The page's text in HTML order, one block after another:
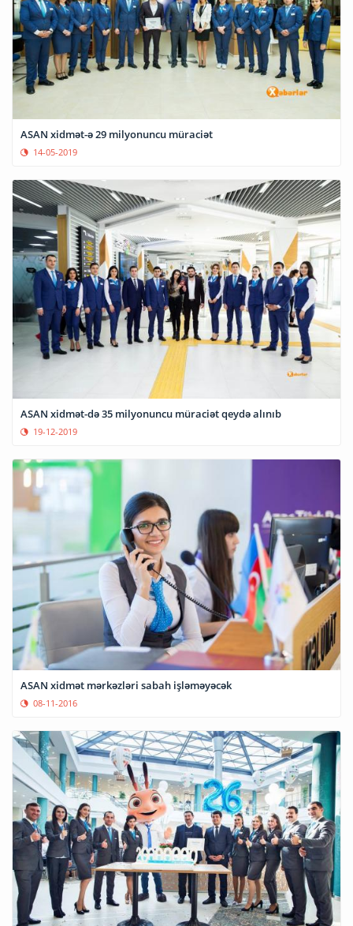
ASAN xidmət-ə 29 milyonuncu müraciət
14-05-2019
ASAN xidmət-də 35 milyonuncu müraciət qeydə alınıb
19-12-2019
ASAN xidmət mərkəzləri sabah işləməyəcək
08-11-2016